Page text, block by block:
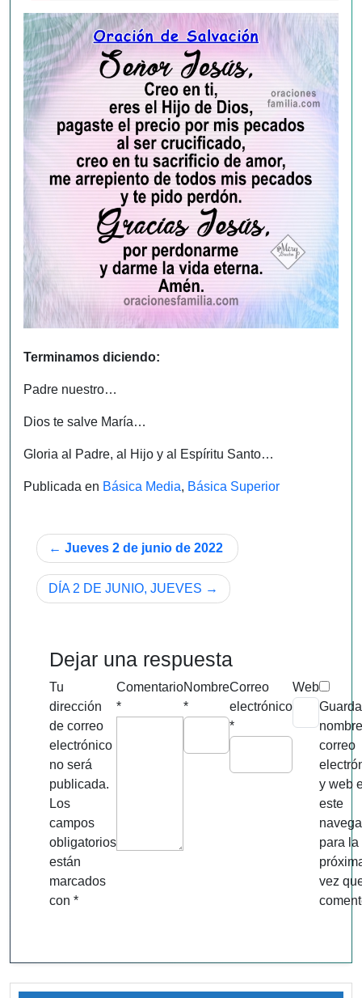
Terminamos diciendo:
Padre nuestro…
Dios te salve María…
Gloria al Padre, al Hijo y al Espíritu Santo…
Publicada en Básica Media, Básica Superior
Navegación
de
entradas
Jueves 2 de junio de 2022
DÍA 2 DE JUNIO, JUEVES
Dejar una respuesta
Tu
dirección
de correo
electrónico
no será
publicada.
Los
campos
obligatorios
están
marcados
con *
Comentario
*
Nombre
*
Correo
electrónico
*
Web
correo
y web
este
para la
vez